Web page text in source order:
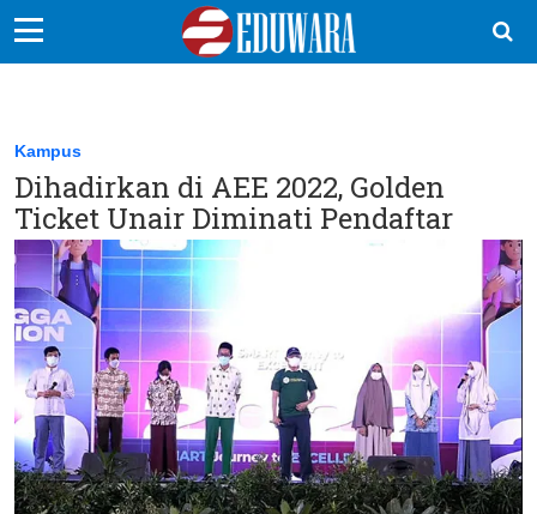
Sekolah Kita
Vokasi
Kampus
Idea
Sains
EduDana
Ikuti Kami di:
Kampus
Dihadirkan di AEE 2022, Golden
Ticket Unair Diminati Pendaftar